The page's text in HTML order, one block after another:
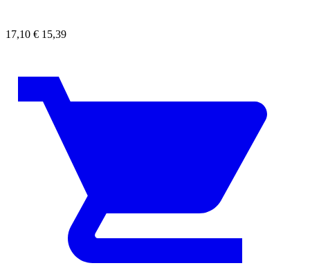
17,10 € 15,39